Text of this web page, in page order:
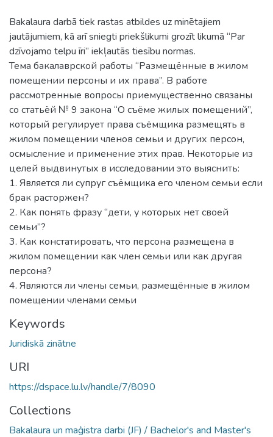
Bakalaura darbā tiek rastas atbildes uz minētajiem
jautājumiem, kā arī sniegti priekšlikumi grozīt likumā “Par
dzīvojamo telpu īri” iekļautās tiesību normas.
Тема бакалаврской работы “Размещённые в жилом
помещении персоны и их права”. В работе
рассмотренные вопросы приемущественно связаны
со статьёй № 9 закона “О съёме жилых помещений”,
который регулирует права съёмщика размещять в
жилом помещении членов семьи и других персон,
осмысление и применение этих прав. Некоторые из
целей выдвинутых в исследовании это выяснить:
1. Является ли супруг съёмщика его членом семьи если
брак расторжен?
2. Как понять фразу “дети, у которых нет своей
семьи”?
3. Как констатировать, что персона размещена в
жилом помещении как член семьи или как другая
персона?
4. Являются ли члены семьи, размещённые в жилом
помещении членами семьи
Keywords
Juridiskā zinātne
URI
https://dspace.lu.lv/handle/7/8090
Collections
Bakalaura un maģistra darbi (JF) / Bachelor's and Master's